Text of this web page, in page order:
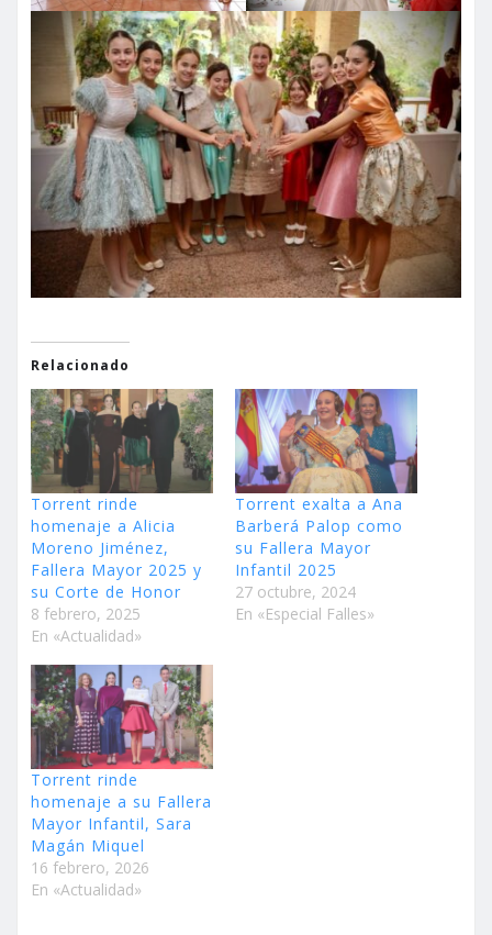
Relacionado
Torrent rinde
homenaje a Alicia
Moreno Jiménez,
Fallera Mayor 2025 y
su Corte de Honor
8 febrero, 2025
En «Actualidad»
Torrent exalta a Ana
Barberá Palop como
su Fallera Mayor
Infantil 2025
27 octubre, 2024
En «Especial Falles»
Torrent rinde
homenaje a su Fallera
Mayor Infantil, Sara
Magán Miquel
16 febrero, 2026
En «Actualidad»